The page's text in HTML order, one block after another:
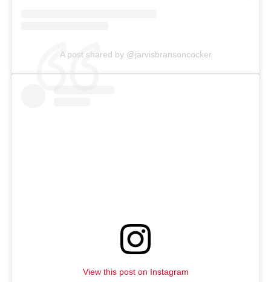
A post shared by @jarvisbransoncocker
View this post on Instagram